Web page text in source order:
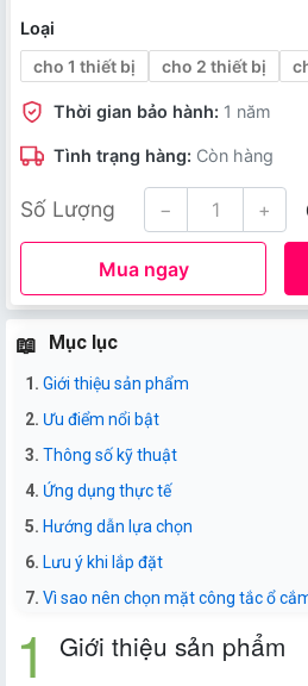
Loại
cho 1 thiết bị
cho 2 thiết bị
Thời gian bảo hành: 1 năm
Tình trạng hàng: Còn hàng
Số Lượng − +
Mua ngay
Mục lục
Giới thiệu sản phẩm
Ưu điểm nổi bật
Thông số kỹ thuật
Ứng dụng thực tế
Hướng dẫn lựa chọn
Lưu ý khi lắp đặt
Vì sao nên chọn mặt công tắc ổ
Giới thiệu sản phẩm